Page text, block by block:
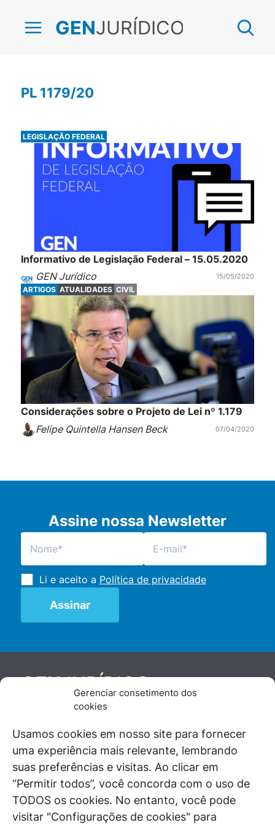
Gerenciar consetimento dos
cookies
Usamos cookies em nosso site para fornecer
uma experiência mais relevante, lembrando
suas preferências e visitas. Ao clicar em
“Permitir todos”, você concorda com o uso de
TODOS os cookies. No entanto, você pode
visitar "Configurações de cookies" para
GENJURÍDICO
PL 1179/20
LEGISLAÇÃO FEDERAL
Informativo de Legislação Federal – 15.05.2020
GEN Jurídico
15/05/2020
ARTIGOS ATUALIDADES CIVIL
Considerações sobre o Projeto de Lei nº 1.179
Felipe Quintella Hansen Beck
07/04/2020
Assine nossa Newsletter
Li e aceito a Política de privacidade
GENJURÍDICO
De maneira independente, os autores e
juristas e doutrinadores nacionais, se posicionam
diante de questões relevantes do cotidiano e
universo jurídico.